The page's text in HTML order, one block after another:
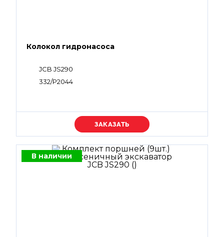
Колокол гидронасоса
JCB JS290
332/P2044
Уточняйте цену
В наличии